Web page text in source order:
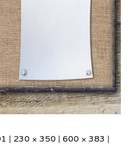
230 × 350 600 × 383